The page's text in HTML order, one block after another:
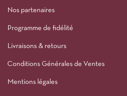
Nos partenaires
Programme de fidélité
Livraisons & retours
Conditions Générales de Ventes
Mentions légales